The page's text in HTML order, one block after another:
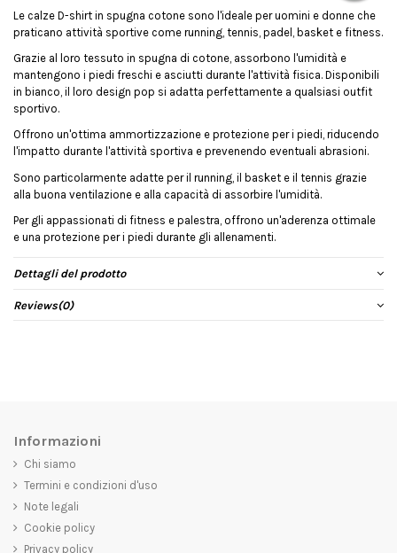
Le calze D-shirt in spugna cotone sono l'ideale per uomini e donne che
praticano attività sportive come running, tennis, padel, basket e fitness.
Grazie al loro tessuto in spugna di cotone, assorbono l'umidità e
mantengono i piedi freschi e asciutti durante l'attività fisica. Disponibili
in bianco, il loro design pop si adatta perfettamente a qualsiasi outfit
sportivo.
Offrono un'ottima ammortizzazione e protezione per i piedi, riducendo
l'impatto durante l'attività sportiva e prevenendo eventuali abrasioni.
Sono particolarmente adatte per il running, il basket e il tennis grazie
alla buona ventilazione e alla capacità di assorbire l'umidità.
Per gli appassionati di fitness e palestra, offrono un'aderenza ottimale
e una protezione per i piedi durante gli allenamenti.
Dettagli del prodotto
Reviews(0)
Informazioni
Chi siamo
Termini e condizioni d'uso
Note legali
Cookie policy
Privacy policy